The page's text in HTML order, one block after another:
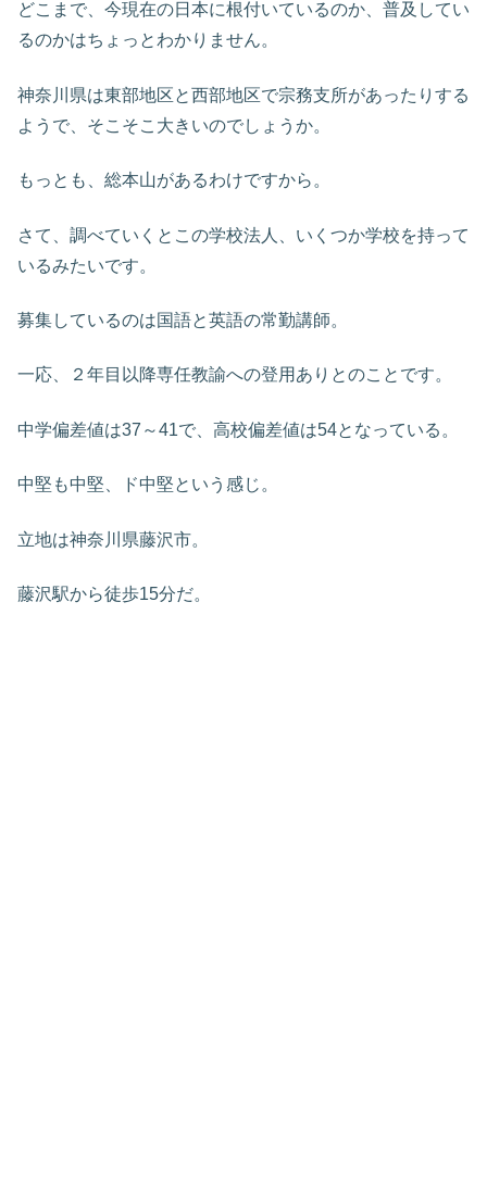
どこまで、今現在の日本に根付いているのか、普及してい
るのかはちょっとわかりません。
神奈川県は東部地区と西部地区で宗務支所があったりする
ようで、そこそこ大きいのでしょうか。
もっとも、総本山があるわけですから。
さて、調べていくとこの学校法人、いくつか学校を持って
いるみたいです。
募集しているのは国語と英語の常勤講師。
一応、２年目以降専任教諭への登用ありとのことです。
中学偏差値は37～41で、高校偏差値は54となっている。
中堅も中堅、ド中堅という感じ。
立地は神奈川県藤沢市。
藤沢駅から徒歩15分だ。